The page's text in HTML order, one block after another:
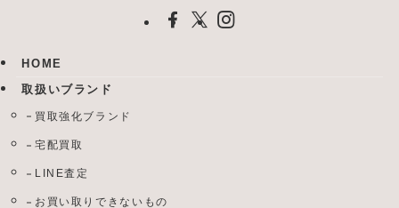
HOME
取扱いブランド
買取強化ブランド
宅配買取
LINE査定
お買い取りできないもの